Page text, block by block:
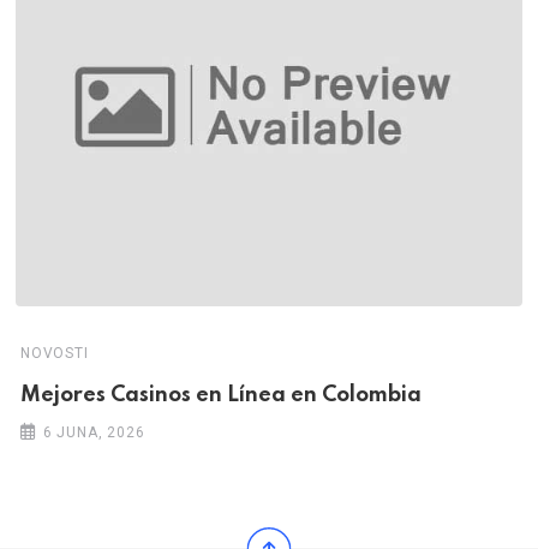
NOVOSTI
Mejores Casinos en Línea en Colombia
6 JUNA, 2026